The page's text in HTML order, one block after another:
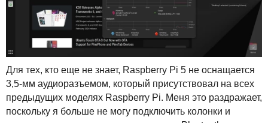
Для тех, кто еще не знает, Raspberry Pi 5 не оснащается
3,5-мм аудиоразъемом, который присутствовал на всех
предыдущих моделях Raspberry Pi. Меня это раздражает,
поскольку я больше не могу подключить колонки и